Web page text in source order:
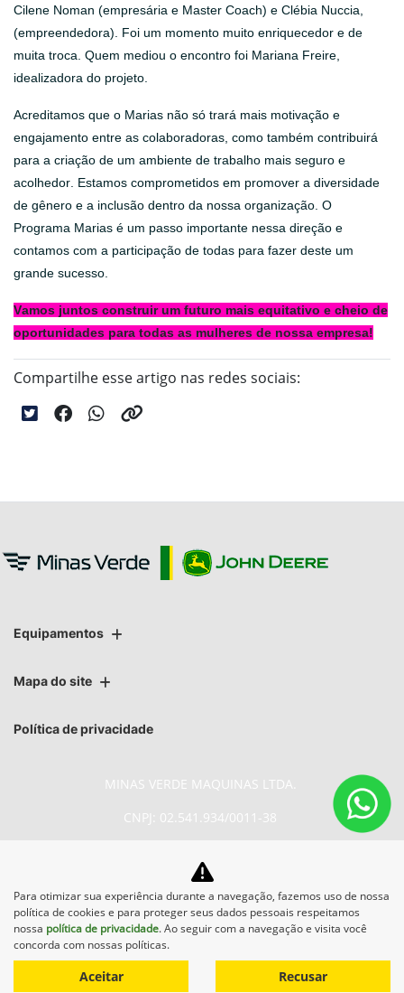
Cilene Noman (empresária e Master Coach) e Clébia Nuccia,
(empreendedora). Foi um momento muito enriquecedor e de
muita troca. Quem mediou o encontro foi Mariana Freire,
idealizadora do projeto.
Acreditamos que o Marias não só trará mais motivação e
engajamento entre as colaboradoras, como também contribuirá
para a criação de um ambiente de trabalho mais seguro e
acolhedor. Estamos comprometidos em promover a diversidade
de gênero e a inclusão dentro da nossa organização. O
Programa Marias é um passo importante nessa direção e
contamos com a participação de todas para fazer deste um
grande sucesso.
Vamos juntos construir um futuro mais equitativo e cheio de
oportunidades para todas as mulheres de nossa empresa!
Compartilhe esse artigo nas redes sociais:
Equipamentos
Mapa do site
Política de privacidade
MINAS VERDE MAQUINAS LTDA.
CNPJ: 02.541.934/0011-38
No trânsito, enxergar o outro
salva vidas.
Desenvolvido pela DEALERSPACE ® Direitos Reservados.
Para otimizar sua experiência durante a navegação, fazemos uso de nossa
política de cookies e para proteger seus dados pessoais respeitamos
nossa política de privacidade. Ao seguir com a navegação e visita você
concorda com nossas políticas.
Aceitar Recusar